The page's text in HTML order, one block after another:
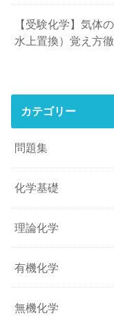
【受験化学】気体
水上置換）覚え方
カテゴリー
問題集
化学基礎
理論化学
有機化学
無機化学